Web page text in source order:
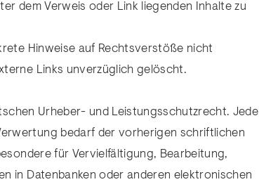
dem Verweis oder Link liegenden Inhalte zu
Hinweise auf Rechtsverstöße nicht
Links unverzüglich gelöscht.
Urheber- und Leistungsschutzrecht. Jede
bedarf der vorherigen schriftlichen
für Vervielfältigung, Bearbeitung,
in Datenbanken oder anderen elektronischen